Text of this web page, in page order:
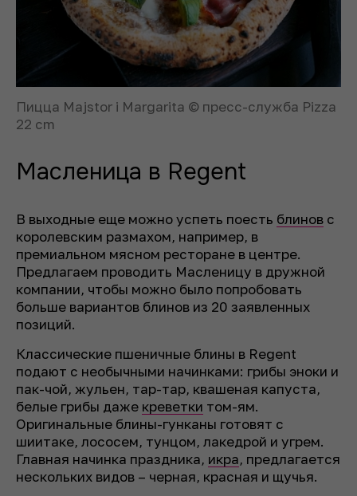
Пицца Majstor i Margarita © пресс-служба Pizza
22 cm
Масленица в Regent
В выходные еще можно успеть поесть блинов с
королевским размахом, например, в
премиальном мясном ресторане в центре.
Предлагаем проводить Масленицу в дружной
компании, чтобы можно было попробовать
больше вариантов блинов из 20 заявленных
позиций.
Классические пшеничные блины в Regent
подают с необычными начинками: грибы эноки и
пак-чой, жульен, тар-тар, квашеная капуста,
белые грибы даже креветки том-ям.
Оригинальные блины-гунканы готовят с
шиитаке, лососем, тунцом, лакедрой и угрем.
Главная начинка праздника, икра, предлагается
нескольких видов – черная, красная и щучья.